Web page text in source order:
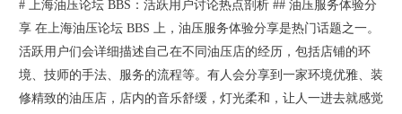
# 上海油压论坛 BBS：活跃用户讨论热点剖析 ## 油压服务体验分
享 在上海油压论坛 BBS 上，油压服务体验分享是热门话题之一。
活跃用户们会详细描述自己在不同油压店的经历，包括店铺的环
境、技师的手法、服务的流程等。有人会分享到一家环境优雅、装
修精致的油压店，店内的音乐舒缓，灯光柔和，让人一进去就感觉